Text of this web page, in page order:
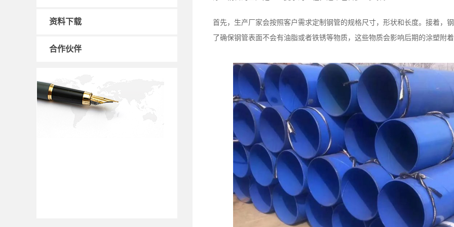
资料下载
合作伙伴
首先，生产厂家会按照客户需求定制钢管的规格尺寸，形状和长度。接着，
了确保钢管表面不会有油脂或者铁锈等物质，这些物质会影响后期的涂塑附